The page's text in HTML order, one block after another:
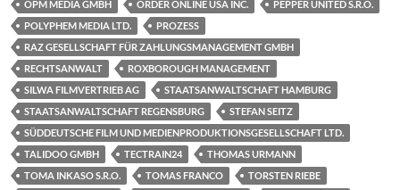
OPM MEDIA GMBH
ORDER ONLINE USA INC.
PEPPER UNITED S.R.O.
POLYPHEM MEDIA LTD.
PROZESS
RAZ GESELLSCHAFT FÜR ZAHLUNGSMANAGEMENT GMBH
RECHTSANWALT
ROXBOROUGH MANAGEMENT
SILWA FILMVERTRIEB AG
STAATSANWALTSCHAFT HAMBURG
STAATSANWALTSCHAFT REGENSBURG
STEFAN SEITZ
SÜDDEUTSCHE FILM UND MEDIENPRODUKTIONSGESELLSCHAFT LTD.
TALIDOO GMBH
TECTRAIN24
THOMAS URMANN
TOMA INKASO S.R.O.
TOMAS FRANCO
TORSTEN RIEBE